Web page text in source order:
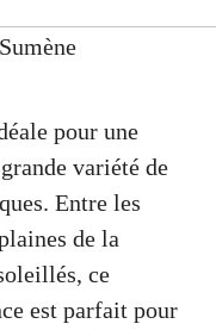
pour une
variété de
Entre les
de la
ce
est parfait pour